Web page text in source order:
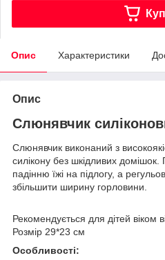
Опис Характеристики
Опис
Слюнявчик
Слюнявчик виконаний з
силікону без шкідливих домішок.
падінню їжі на підлогу, а
збільшити ширину горловини.
Рекомендується для дітей віком
Розмір 29*23 см
Особливості: